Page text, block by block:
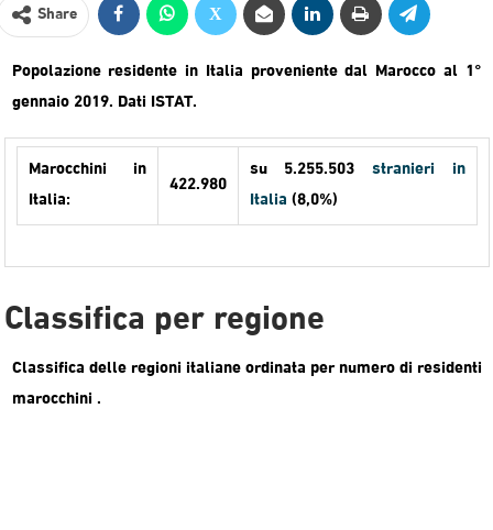
Share
Popolazione residente in Italia proveniente dal Marocco al 1°
gennaio 2019. Dati ISTAT.
Marocchini in
Italia:
422.980
su 5.255.503 stranieri in
Italia (8,0%)
Classifica per regione
Classifica delle regioni italiane ordinata per numero di residenti
marocchini .